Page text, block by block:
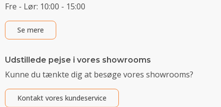
Fre - Lør: 10:00 - 15:00
Se mere
Udstillede pejse i vores showrooms
Kunne du tænkte dig at besøge vores showrooms?
Kontakt vores kundeservice